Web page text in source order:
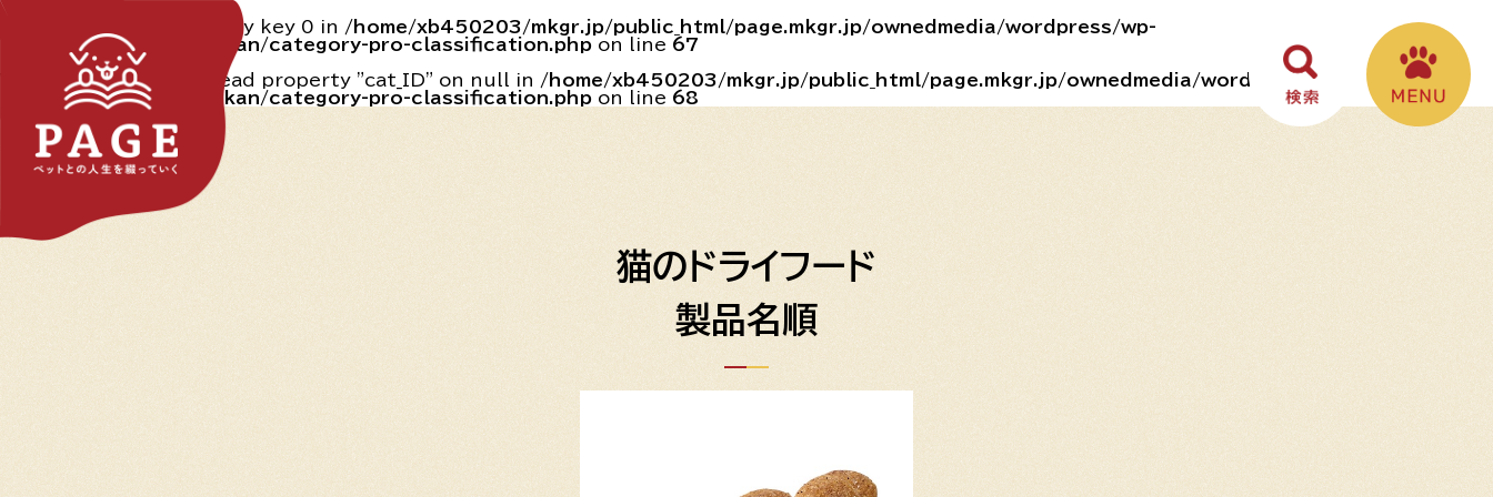
: Undefined array key 0 in /home/xb450203/mkgr.jp/public_html/page.mkgr.jp/ownedmedia/wordpress/wp-
content/themes/marukan/category-pro-classification.php on line 67
Warning: Attempt to read property "cat_ID" on null in /home/xb450203/mkgr.jp/public_html/page.mkgr.jp/ownedmedia/wordpress/wp-
content/themes/marukan/category-pro-classification.php on line 68
猫のドライフード
製品名順